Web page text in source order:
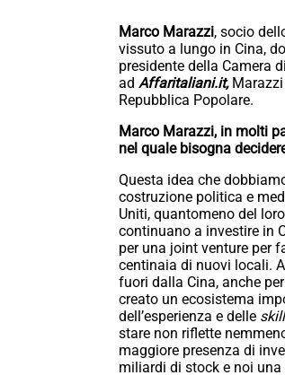
Marco Marazzi, socio
vissuto a lungo in Cina,
presidente della Camera
ad Affaritaliani.it,
Repubblica Popolare.
Marco Marazzi, in molti
nel quale bisogna
Questa idea che
costruzione politica e
Uniti, quantomeno del
continuano a investire in
per una joint venture per
centinaia di nuovi locali.
fuori dalla Cina, anche
creato un ecosistema
dell’esperienza e delle
stare non riflette
maggiore presenza di
miliardi di stock e noi una